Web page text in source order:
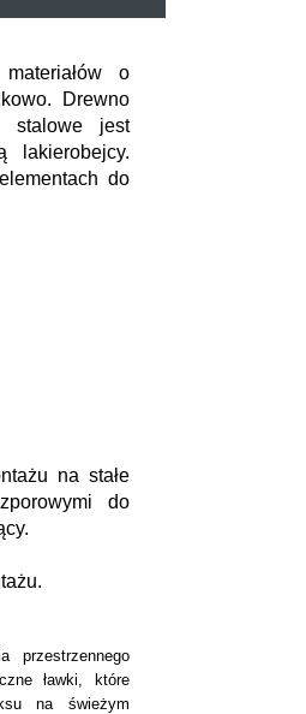
o
Drewno
stalowe jest
lakierobejcy.
do
na stałe
do
przestrzennego
ławki, które
na świeżym